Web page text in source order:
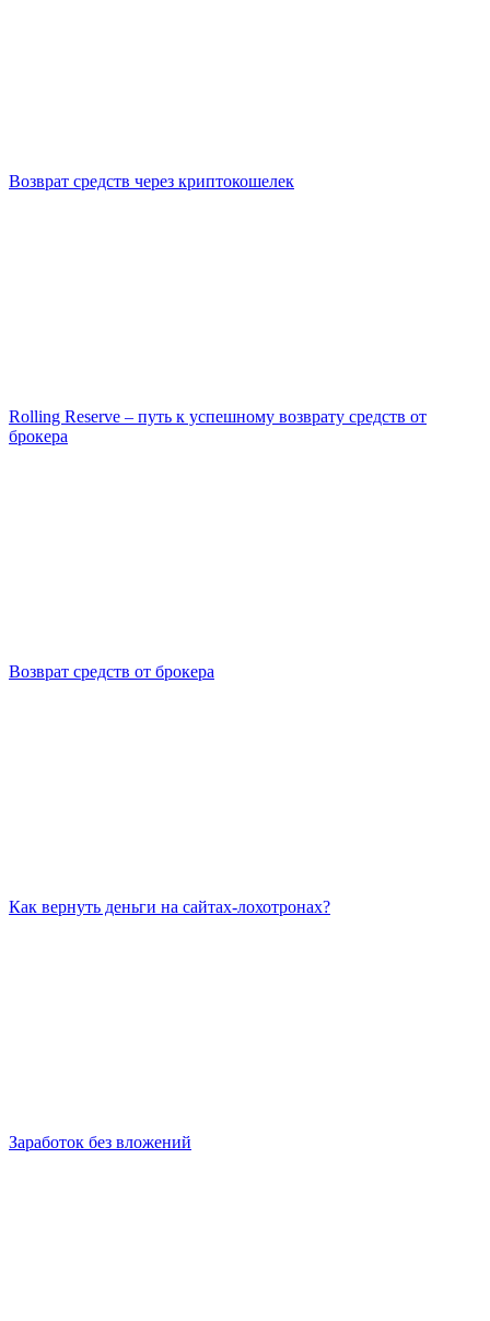
Возврат средств через криптокошелек
Rolling Reserve – путь к успешному возврату средств от
брокера
Возврат средств от брокера
Как вернуть деньги на сайтах-лохотронах?
Заработок без вложений